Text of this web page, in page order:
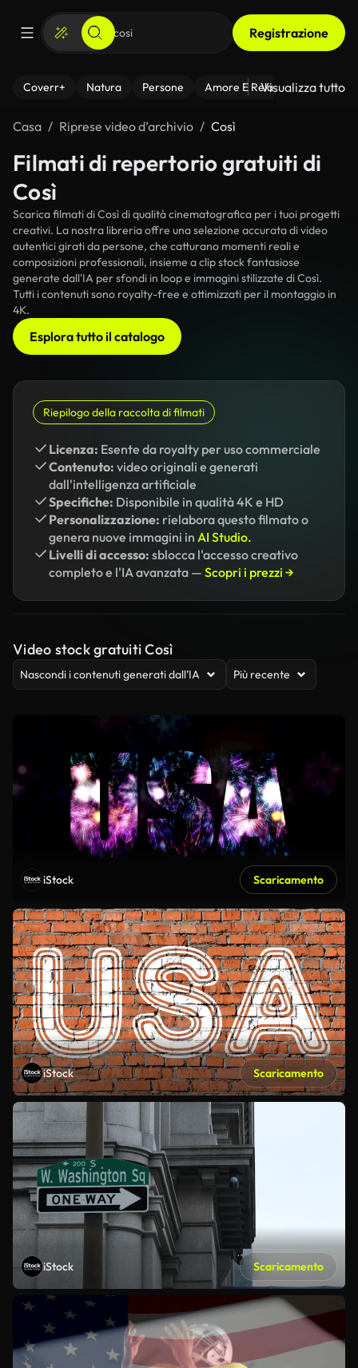
Registrazione
Coverr+ Natura Persone Amore E Relazioni Il
Visualizza tutto
Casa Riprese video d’archivio Così
Filmati di repertorio gratuiti di
Così
Scarica filmati di Così di qualità cinematografica per i tuoi progetti
creativi. La nostra libreria offre una selezione accurata di video
autentici girati da persone, che catturano momenti reali e
composizioni professionali, insieme a clip stock fantasiose
generate dall'IA per sfondi in loop e immagini stilizzate di Così.
Tutti i contenuti sono royalty-free e ottimizzati per il montaggio in
4K.
Esplora tutto il catalogo
Riepilogo della raccolta di filmati
Licenza: Esente da royalty per uso commerciale
Contenuto: video originali e generati
dall'intelligenza artificiale
Specifiche: Disponibile in qualità 4K e HD
Personalizzazione: rielabora questo filmato o
genera nuove immagini in AI Studio.
Livelli di accesso: sblocca l'accesso creativo
completo e l'IA avanzata — Scopri i prezzi →
Video stock gratuiti Così
Nascondi i contenuti generati dall’IA Più recente
iStock Scaricamento
iStock Scaricamento
iStock Scaricamento